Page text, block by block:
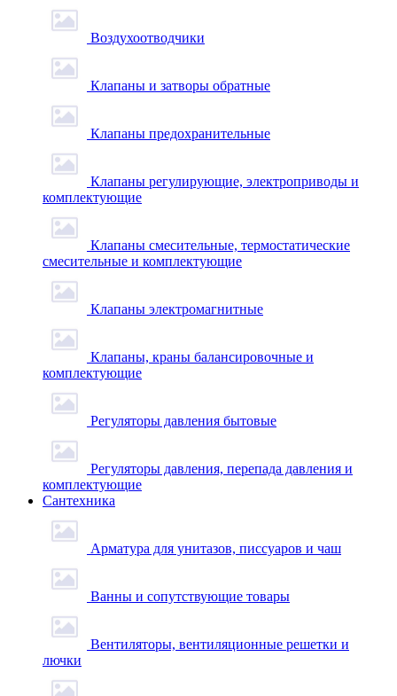
Воздухоотводчики
Клапаны и затворы обратные
Клапаны предохранительные
Клапаны регулирующие, электроприводы и
комплектующие
Клапаны смесительные, термостатические
смесительные и комплектующие
Клапаны электромагнитные
Клапаны, краны балансировочные и
комплектующие
Регуляторы давления бытовые
Регуляторы давления, перепада давления и
комплектующие
Сантехника
Арматура для унитазов, писсуаров и чаш
Ванны и сопутствующие товары
Вентиляторы, вентиляционные решетки и
лючки